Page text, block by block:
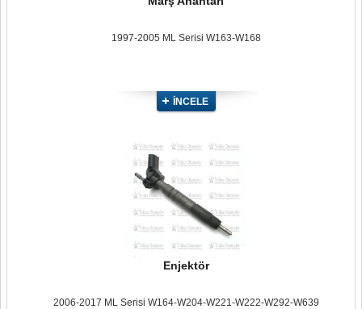
1997-2005 ML Serisi W163-W168
İNCELE
Enjektör
2006-2017 ML Serisi W164-W204-W221-W222-W292-W639